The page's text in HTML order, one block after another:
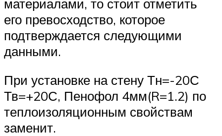
материалами, то стоит отметить
его превосходство, которое
подтверждается следующими
данными.
При установке на стену Тн=-20С
Тв=+20С, Пенофол 4мм(R=1.2) по
теплоизоляционным свойствам
заменит.